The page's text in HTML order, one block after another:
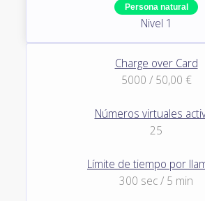
Persona natural
Nivel 1
Charge over Card
5000 / 50,00 €
Números virtuales
25
Límite de tiempo por
300 sec / 5 min